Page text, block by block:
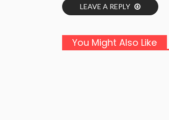
LEAVE A REPLY
You Might Also Like